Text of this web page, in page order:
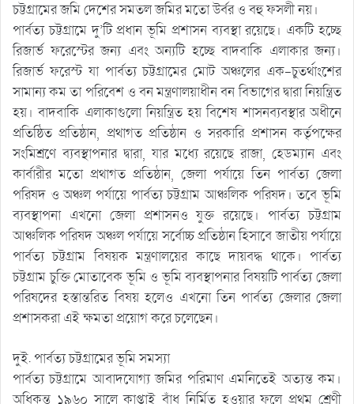
চট্টগ্রামের জমি দেশের সমতল জমির মতো উর্বর ও বহু ফসলী নয়।
পার্বত্য চট্টগ্রামে দু’টি প্রধান ভূমি প্রশাসন ব্যবস্থা রয়েছে। একটি হচ্ছে
রিজার্ভ ফরেস্টের জন্য এবং অন্যটি হচ্ছে বাদবাকি এলাকার জন্য।
রিজার্ভ ফরেস্ট যা পার্বত্য চট্টগ্রামের মোট অঞ্চলের এক-চুতর্থাংশের
সামান্য কম তা পরিবেশ ও বন মন্ত্রণালয়াধীন বন বিভাগের দ্বারা নিয়ন্ত্রিত
হয়। বাদবাকি এলাকাগুলো নিয়ন্ত্রিত হয় বিশেষ শাসনব্যবস্থার অধীনে
প্রতিষ্ঠিত প্রতিষ্ঠান, প্রথাগত প্রতিষ্ঠান ও সরকারি প্রশাসন কর্তৃপক্ষের
সংমিশ্রণে ব্যবস্থাপনার দ্বারা, যার মধ্যে রয়েছে রাজা, হেডম্যান এবং
কার্বারীর মতো প্রথাগত প্রতিষ্ঠান, জেলা পর্যায়ে তিন পার্বত্য জেলা
পরিষদ ও অঞ্চল পর্যায়ে পার্বত্য চট্টগ্রাম আঞ্চলিক পরিষদ। তবে ভূমি
ব্যবস্থাপনা এখনো জেলা প্রশাসনও যুক্ত রয়েছে। পার্বত্য চট্টগ্রাম
আঞ্চলিক পরিষদ অঞ্চল পর্যায়ে সর্বোচ্চ প্রতিষ্ঠান হিসাবে জাতীয় পর্যায়ে
পার্বত্য চট্টগ্রাম বিষয়ক মন্ত্রণালয়ের কাছে দায়বদ্ধ থাকে। পার্বত্য
চট্টগ্রাম চুক্তি মোতাবেক ভূমি ও ভূমি ব্যবস্থাপনার বিষয়টি পার্বত্য জেলা
পরিষদের হস্তান্তরিত বিষয় হলেও এখনো তিন পার্বত্য জেলার জেলা
প্রশাসকরা এই ক্ষমতা প্রয়োগ করে চলেছেন।
দুই. পার্বত্য চট্টগ্রামের ভূমি সমস্যা
পার্বত্য চট্টগ্রামে আবাদযোগ্য জমির পরিমাণ এমনিতেই অত্যন্ত কম।
অধিকন্তু ১৯৬০ সালে কাপ্তাই বাঁধ নির্মিত হওয়ার ফলে প্রথম শ্রেণী